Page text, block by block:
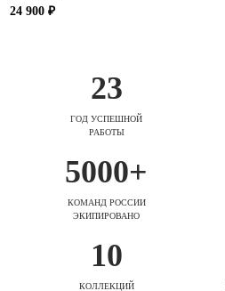
24 900 ₽
23
ГОД УСПЕШНОЙ
РАБОТЫ
5000+
КОМАНД РОССИИ
ЭКИПИРОВАНО
10
КОЛЛЕКЦИЙ